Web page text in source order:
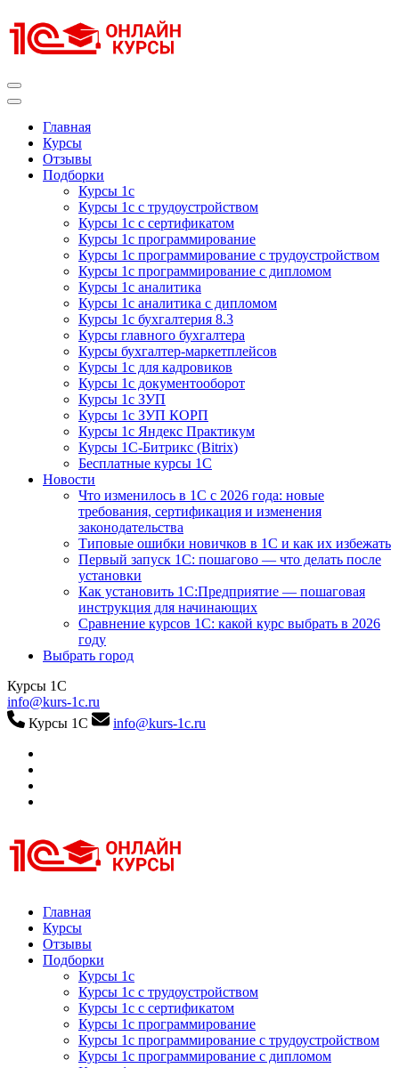
к
содержимому
Главная
Курсы
Отзывы
Подборки
Курсы 1с
Курсы 1с с трудоустройством
Курсы 1с с сертификатом
Курсы 1с программирование
Курсы 1с программирование с трудоустройством
Курсы 1с программирование с дипломом
Курсы 1с аналитика
Курсы 1с аналитика с дипломом
Курсы 1с бухгалтерия 8.3
Курсы главного бухгалтера
Курсы бухгалтер-маркетплейсов
Курсы 1с для кадровиков
Курсы 1с документооборот
Курсы 1с ЗУП
Курсы 1с ЗУП КОРП
Курсы 1с Яндекс Практикум
Курсы 1С-Битрикс (Bitrix)
Бесплатные курсы 1С
Новости
Что изменилось в 1С с 2026 года: новые
требования, сертификация и изменения
законодательства
Типовые ошибки новичков в 1С и как их избежать
Первый запуск 1С: пошагово — что делать после
установки
Как установить 1С:Предприятие — пошаговая
инструкция для начинающих
Сравнение курсов 1С: какой курс выбрать в 2026
году
Выбрать город
Курсы 1С
info@kurs-1c.ru
Курсы 1С
info@kurs-1c.ru
Курсы 1С
Курсы 1С официальная сертификация
Главная
Курсы
Отзывы
Подборки
Курсы 1с
Курсы 1с с трудоустройством
Курсы 1с с сертификатом
Курсы 1с программирование
Курсы 1с программирование с трудоустройством
Курсы 1с программирование с дипломом